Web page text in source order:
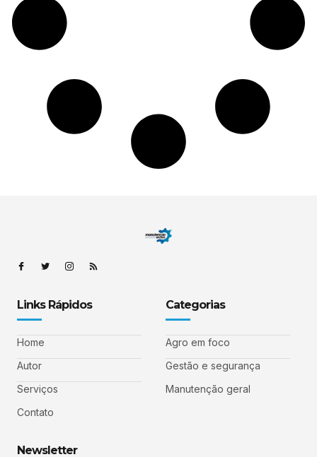
Links Rápidos
Home
Autor
Serviços
Contato
Categorias
Agro em foco
Gestão e segurança
Manutenção geral
Newsletter